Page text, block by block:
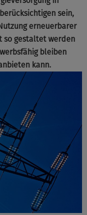
sein,
erneuerbarer
so gestaltet werden
bleiben
kann.